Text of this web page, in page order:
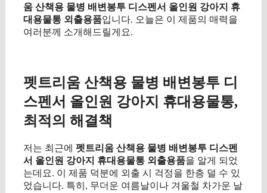
움 산책용 물병 배변봉투 디스펜서 올인원 강아지 휴
대용물통 외출용품입니다. 오늘은 이 제품의 매력을
여러분께 소개해드릴게요.
펫트리움 산책용 물병 배변봉투 디
스펜서 올인원 강아지 휴대용물통,
최적의 해결책
저는 최근에 펫트리움 산책용 물병 배변봉투 디스펜
서 올인원 강아지 휴대용물통 외출용품을 알게 되었
는데요. 이 제품 덕분에 외출 시 걱정을 한층 덜 수 있
었습니다. 특히, 무더운 여름날이나 겨울철 차가운 날